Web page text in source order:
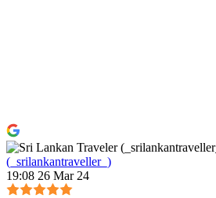
(_srilankantraveller_)
19:08 26 Mar 24